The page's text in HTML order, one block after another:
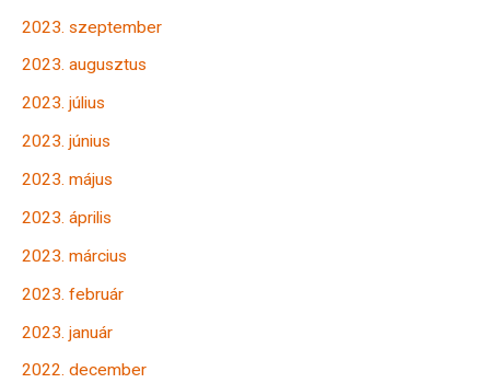
2023. szeptember
2023. augusztus
2023. július
2023. június
2023. május
2023. április
2023. március
2023. február
2023. január
2022. december